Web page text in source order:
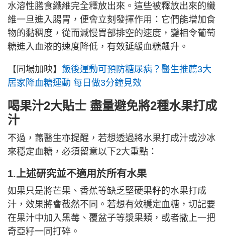
水溶性膳食纖維完全釋放出來。這些被釋放出來的纖
維一旦進入腸胃，便會立刻發揮作用：它們能增加食
物的黏稠度，從而減慢胃部排空的速度，變相令葡萄
糖進入血液的速度降低，有效延緩血糖飆升。
【同場加映】 飯後運動可預防糖尿病？醫生推薦3大
居家降血糖運動 每日做3分鐘見效
喝果汁2大貼士 盡量避免將2種水果打成
汁
不過，蕭醫生亦提醒，若想透過將水果打成汁或沙冰
來穩定血糖，必須留意以下2大重點：
1.上述研究並不適用於所有水果
如果只是將芒果、香蕉等缺乏堅硬果籽的水果打成
汁，效果將會截然不同。若想有效穩定血糖，切記要
在果汁中加入黑莓、覆盆子等漿果類，或者撒上一把
奇亞籽一同打碎。